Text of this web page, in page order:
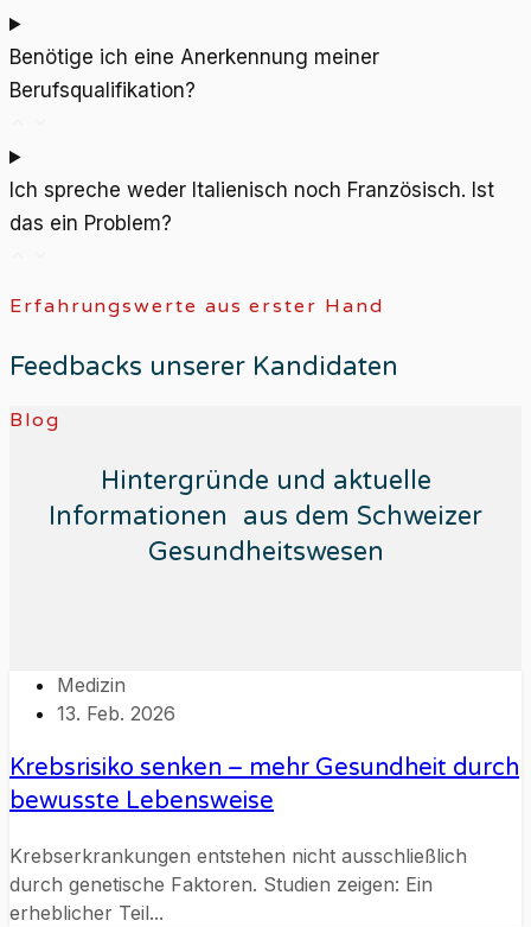
Benötige ich eine Anerkennung meiner
Berufsqualifikation?
Ich spreche weder Italienisch noch Französisch. Ist
das ein Problem?
Erfahrungswerte aus erster Hand
Feedbacks unserer Kandidaten
Blog
Hintergründe und aktuelle
Informationen aus dem Schweizer
Gesundheitswesen
Medizin
13. Feb. 2026
Krebsrisiko senken – mehr Gesundheit durch
bewusste Lebensweise
Krebserkrankungen entstehen nicht ausschließlich
durch genetische Faktoren. Studien zeigen: Ein
erheblicher Teil...